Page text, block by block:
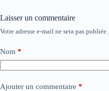
Laisser un commentaire
Votre adresse e-mail ne sera pas publiée.
Nom *
Ajouter un commentaire *